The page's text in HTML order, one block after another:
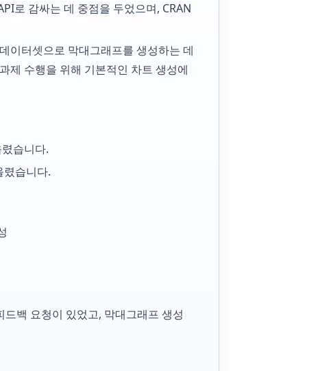
로 감싸는 데 중점을 두었으며, CRAN
이터셋으로 막대그래프를 생성하는 데
제 수행을 위해 기본적인 차트 생성에
습니다.
습니다.
백 요청이 있었고, 막대그래프 생성